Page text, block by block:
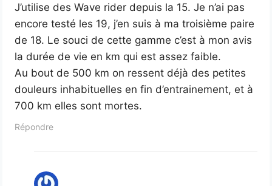
J’utilise des Wave rider depuis la 15. Je n’ai pas
encore testé les 19, j’en suis à ma troisième paire
de 18. Le souci de cette gamme c’est à mon avis
la durée de vie en km qui est assez faible.
Au bout de 500 km on ressent déjà des petites
douleurs inhabituelles en fin d’entrainement, et à
700 km elles sont mortes.
Répondre